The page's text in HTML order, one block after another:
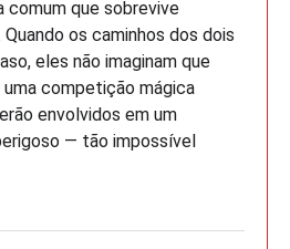
comum que sobrevive
os caminhos dos dois
eles não imaginam que
competição mágica
envolvidos em um
― tão impossível